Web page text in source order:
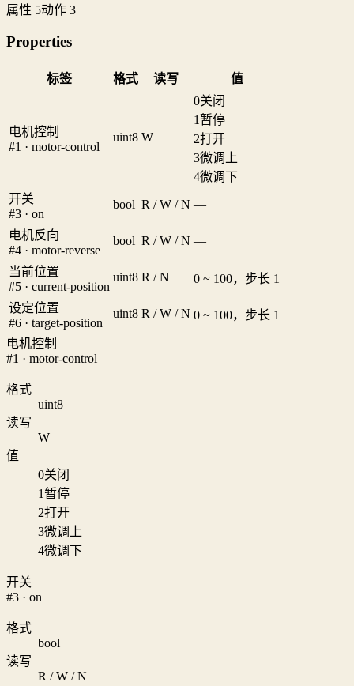
属性 5动作 3
Properties
标签 格式 读写 值
电机控制
#1 · motor-control
uint8 W
0关闭
1 暂停
2打开
3微调上
4微调下
开关
#3 · on
bool R / W / N —
电机反向
#4 · motor-reverse
bool R / W / N —
当前位置
#5 · current-position
uint8 R / N 0 ~ 100，步长 1
设定位置
#6 · target-position
uint8 R / W / N 0 ~ 100，步长 1
电机控制
#1 · motor-control
格式
uint8
读写
W
值
0关闭
1 暂停
2打开
3微调上
4微调下
开关
#3 · on
格式
bool
读写
R / W / N